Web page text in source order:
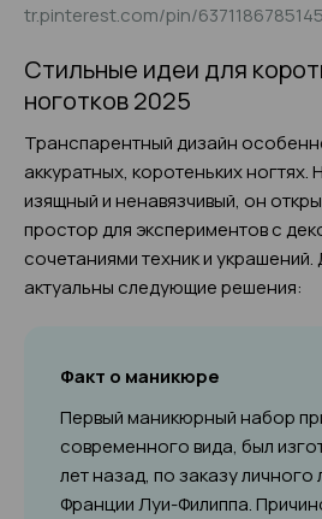
tr.pinterest.com/pin/
Стильные идеи для
ноготков 2025
Транспарентный дизайн
аккуратных, коротеньких
изящный и ненавязчивый, он
простор для экспериментов с
сочетаниями техник и
актуальны следующие решения:
Факт о маникюре
Первый маникюрный набор
современного вида, был
лет назад, по заказу личного
Франции Луи-Филиппа.